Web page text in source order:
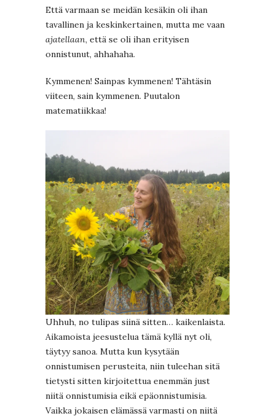
Että varmaan se meidän kesäkin oli ihan
tavallinen ja keskinkertainen, mutta me vaan
ajatellaan, että se oli ihan erityisen
onnistunut, ahhahaha.
Kymmenen! Sainpas kymmenen! Tähtäsin
viiteen, sain kymmenen. Puutalon
matematiikkaa!
Uhhuh, no tulipas siinä sitten… kaikenlaista.
Aikamoista jeesustelua tämä kyllä nyt oli,
täytyy sanoa. Mutta kun kysytään
onnistumisen perusteita, niin tuleehan sitä
tietysti sitten kirjoitettua enemmän just
niitä onnistumisia eikä epäonnistumisia.
Vaikka jokaisen elämässä varmasti on niitä